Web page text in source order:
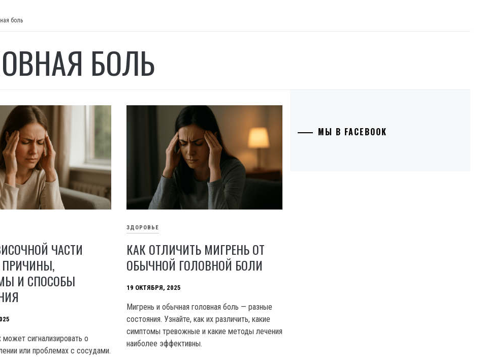
боль
БОЛЬ
ЧАСТИ
И СПОСОБЫ
может сигнализировать о
или проблемах с сосудами.
ЗДОРОВЬЕ
КАК ОТЛИЧИТЬ МИГРЕНЬ ОТ
ОБЫЧНОЙ ГОЛОВНОЙ БОЛИ
19 ОКТЯБРЯ, 2025
Мигрень и обычная головная боль — разные
состояния. Узнайте, как их различить, какие
симптомы тревожные и какие методы лечения
наиболее эффективны.
МЫ В FACEBOOK